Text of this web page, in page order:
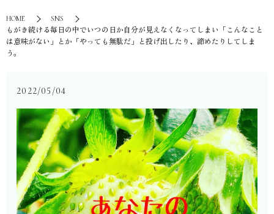
HOME
SNS
⁡もがき続ける毎日の中で⁡いつの日か自分が見えなくなってしまい⁡「こんなこと
は意味がない」とか⁡「やっても無駄だ」と⁡投げ出したり、諦めたりしてしま
う。
2022/05/04